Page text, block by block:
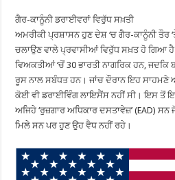
ਗੈਰ-ਕਾਨੂੰਨੀ ਡਰਾਈਵਰਾਂ ਵਿਰੁੱਧ ਸਖ਼ਤੀ
ਅਮਰੀਕੀ ਪ੍ਰਸ਼ਾਸਨ ਹੁਣ ਦੇਸ਼ ‘ਚ ਗੈਰ-ਕਾਨੂੰਨੀ ਤੌਰ
ਚਲਾਉਣ ਵਾਲੇ ਪ੍ਰਵਾਸੀਆਂ ਵਿਰੁੱਧ ਸਖ਼ਤ ਹੋ ਗਿਆ
ਵਿਅਕਤੀਆਂ ‘ਚੋਂ 30 ਭਾਰਤੀ ਨਾਗਰਿਕ ਹਨ,
ਰੂਸ ਨਾਲ ਸਬੰਧਤ ਹਨ। ਜਾਂਚ ਦੌਰਾਨ ਇਹ
ਕੋਈ ਵੀ ਡਰਾਈਵਿੰਗ ਲਾਇਸੈਂਸ ਨਹੀਂ ਸੀ। ਇਸ ਤੋਂ
ਅਜਿਹੇ ‘ਰੁਜ਼ਗਾਰ ਅਧਿਕਾਰ ਦਸਤਾਵੇਜ਼’ (EAD)
ਮਿਲੇ ਸਨ ਪਰ ਹੁਣ ਉਹ ਵੈਧ ਨਹੀਂ ਰਹੇ।